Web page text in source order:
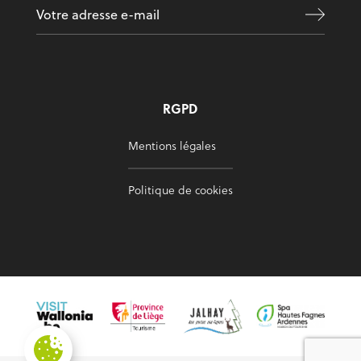
RGPD
Mentions légales
Politique de cookies